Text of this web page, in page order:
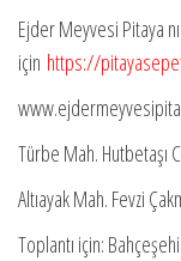
Ejder Meyvesi Pitaya
için https://
Türbe Mah. Hutbetaşı
Altıayak Mah. Fevzi
Toplantı için: